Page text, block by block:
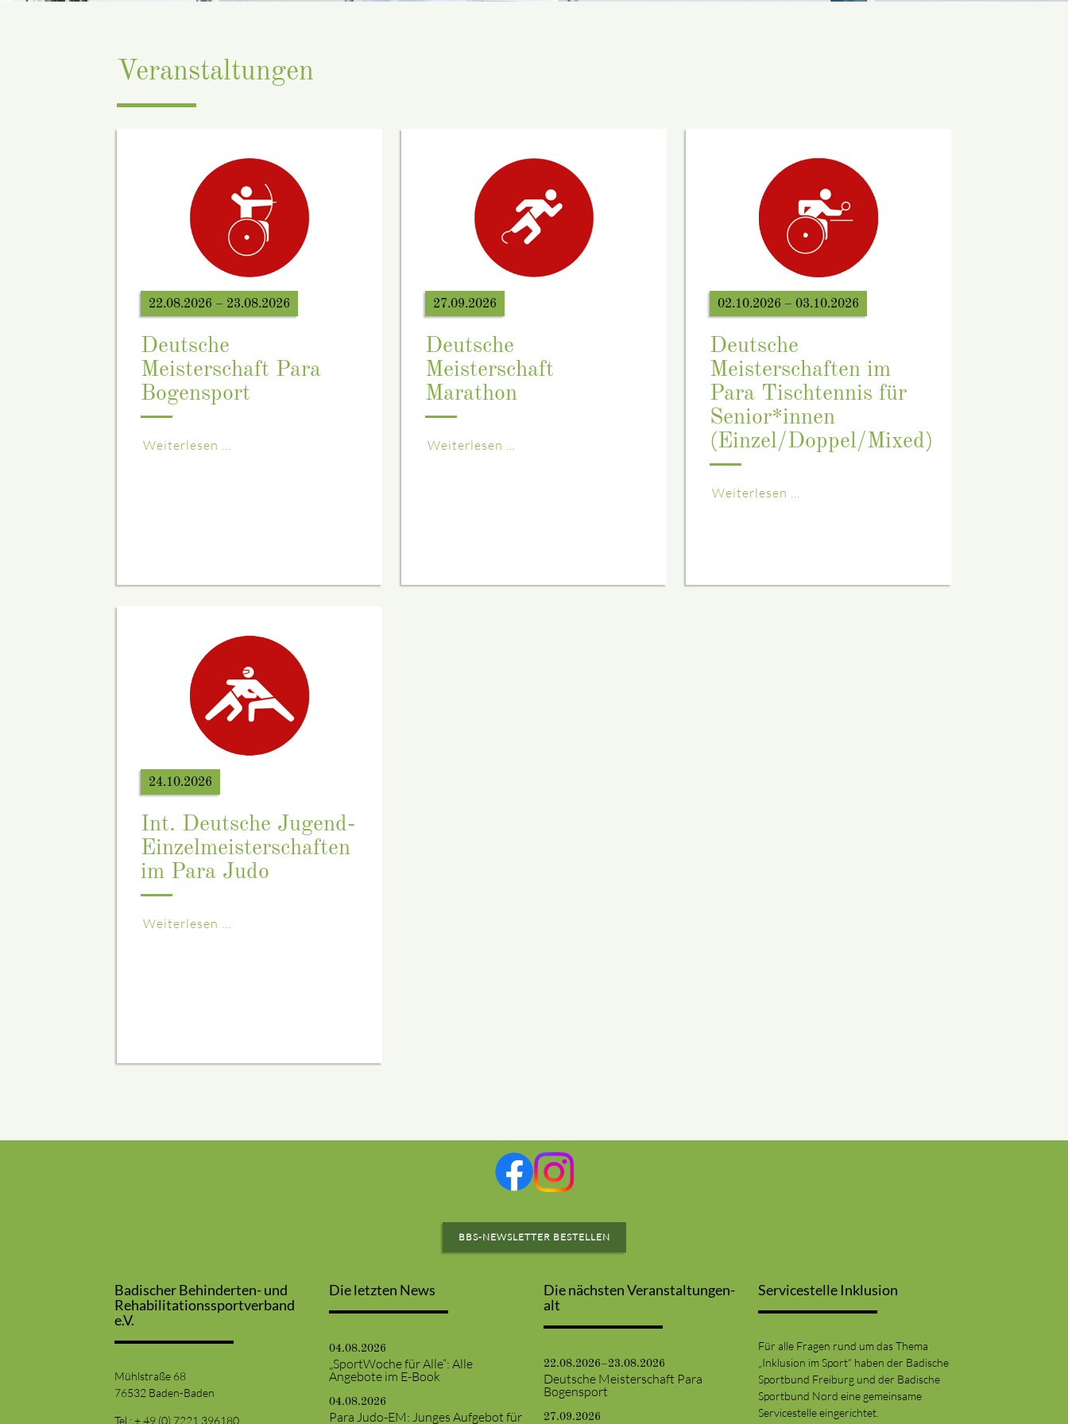
Veranstaltungen
Deutsche
Meisterschaft Para
Bogensport
22.08.2026 – 23.08.2026
Weiterlesen …
Deutsche
Meisterschaft
Marathon
27.09.2026
Weiterlesen …
Deutsche
Meisterschaften im
Para Tischtennis für
Senior*innen
(Einzel/Doppel/Mixed)
02.10.2026 – 03.10.2026
Weiterlesen …
Int. Deutsche Jugend-
Einzelmeisterschaften
im Para Judo
24.10.2026
Weiterlesen …
BBS-NEWSLETTER BESTELLEN
Badischer Behinderten- und
Rehabilitationssportverband
e.V.
Mühlstraße 68
76532 Baden-Baden
Tel.: + 49 (0) 7221 396180
Die letzten News
04.08.2026
„SportWoche für Alle“: Alle
Angebote im E-Book
04.08.2026
Para Judo-EM: Junges Aufgebot für
Die nächsten Veranstaltungen-
alt
22.08.2026–23.08.2026
Deutsche Meisterschaft Para
Bogensport
27.09.2026
Servicestelle Inklusion
Für alle Fragen rund um das Thema
„Inklusion im Sport“ haben der Badische
Sportbund Freiburg und der Badische
Sportbund Nord eine gemeinsame
Servicestelle eingerichtet.